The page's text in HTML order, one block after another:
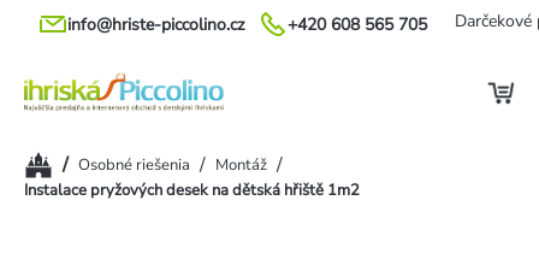
Prejsť
+420 608 565 705
info@hriste-piccolino.cz Darčekové
Domov
/ Osobné riešenia / Montáž /
Instalace pryžových desek na dětská hřiště 1m2